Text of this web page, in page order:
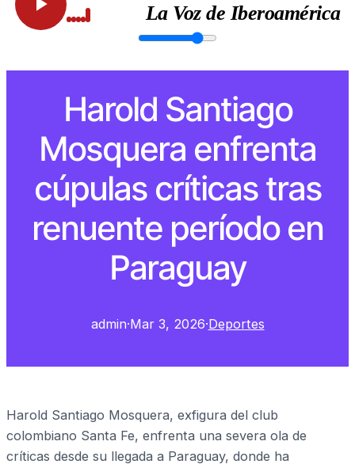
La Voz de Iberoamérica
Harold Santiago
Mosquera enfrenta
cúpulas críticas tras
renuente período en
Paraguay
admin·Mar 3, 2026·Deportes
Harold Santiago Mosquera, exfigura del club
colombiano Santa Fe, enfrenta una severa ola de
críticas desde su llegada a Paraguay, donde ha